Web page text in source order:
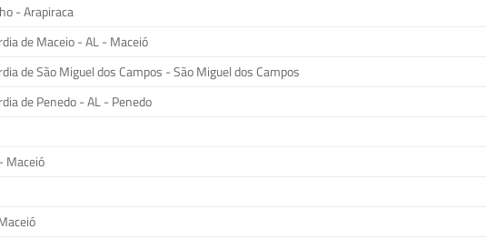
- Arapiraca
de Maceio - AL - Maceió
de São Miguel dos Campos - São Miguel dos Campos
de Penedo - AL - Penedo
Maceió